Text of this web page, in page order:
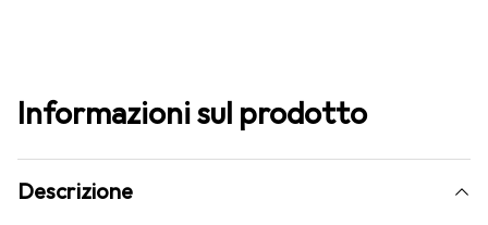
Informazioni sul prodotto
Descrizione